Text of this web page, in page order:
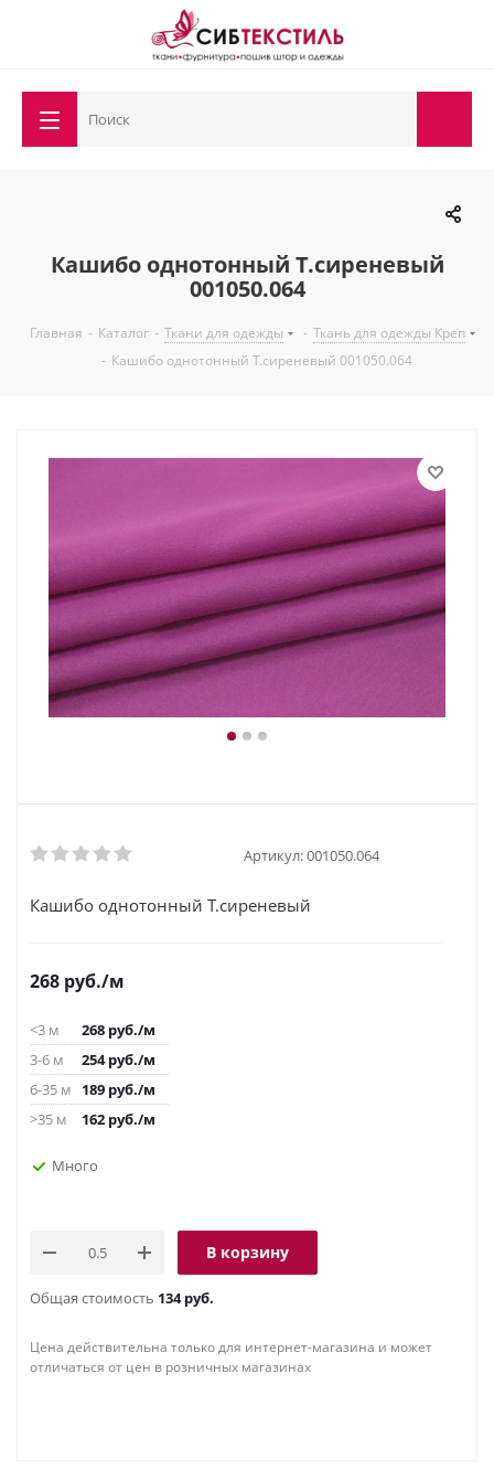
Кашибо однотонный Т.сиреневый
001050.064
Главная - Каталог - Ткани для одежды - Ткань для одежды Креп
- Кашибо однотонный Т.сиреневый 001050.064
Артикул:001050.064
Кашибо однотонный Т.сиреневый
268 руб./м
<3 м 268 руб./м
3-6 м
254руб./м
6-35 м
189 руб./м
>35 м
162 руб./м
Много
В корзину
Общая стоимость 134 руб.
Цена действительна только для интернет-магазина и может
отличаться от цен в розничных магазинах